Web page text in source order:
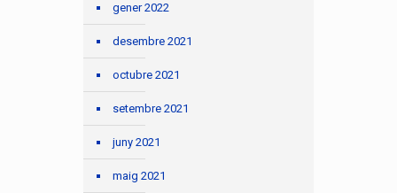
gener 2022
desembre 2021
octubre 2021
setembre 2021
juny 2021
maig 2021